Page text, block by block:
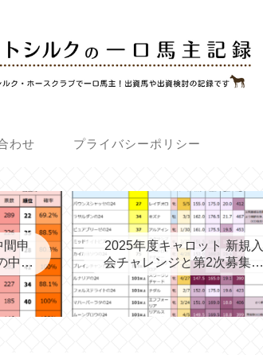
わせ プライバシーポリシー
間申
中間
2025年度キャロット 新規入
会チャレンジと第2次募集を
考える